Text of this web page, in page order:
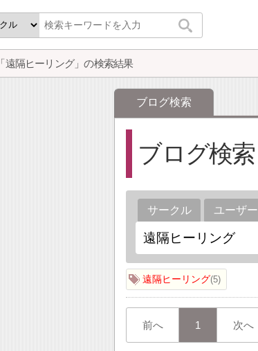
「遠隔ヒーリング」の検索結果
ブログ検索
ブログ検索
サークル ユーザー
遠隔ヒーリング 5
前へ 1 次へ